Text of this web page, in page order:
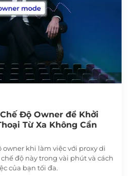
Độ Owner để Khởi
Từ Xa Không Cần
owner khi làm việc với proxy di
độ này trong vài phút và cách
của bạn tối đa.